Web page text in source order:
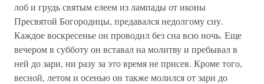
лоб и грудь святым елеем из лампады от иконы
Пресвятой Богородицы, предавался недолгому сну.
Каждое воскресенье он проводил без сна всю ночь. Еще
вечером в субботу он вставал на молитву и пребывал в
ней до зари, ни разу за это время не присев. Кроме того,
весной, летом и осенью он также молился от зари до